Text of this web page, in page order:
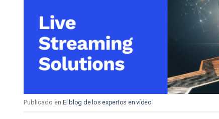
Publicado en El blog de los expertos en vídeo